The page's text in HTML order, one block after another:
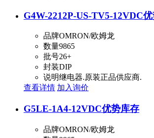
G4W-2212P-US-TV5-12VDC
品牌OMRON/欧姆龙
数量9865
批号26+
封装DIP
说明继电器.原装正品供应商.
查看详情 加入询价
G5LE-1A4-12VDC优势库存
品牌OMRON/欧姆龙